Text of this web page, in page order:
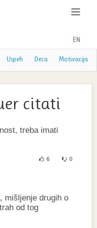
EN
Uspeh Deca Motivacija
citati
treba imati
6 0
mišljenje drugih o
od tog